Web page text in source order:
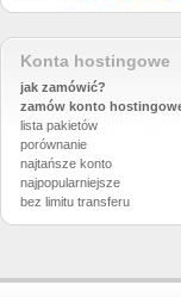
Konta hostingowe
jak zamówić?
zamów konto
lista pakietów
porównanie
najtańsze konto
najpopularniejsze
bez limitu transferu